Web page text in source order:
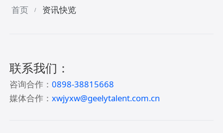
首页 / 资讯快览
联系我们：
咨询合作：0898-38815668
媒体合作：xwjyxw@geelytalent.com.cn